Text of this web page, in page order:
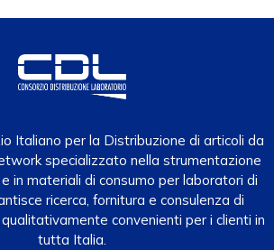
Italiano per la Distribuzione di articoli da
specializzato nella strumentazione
in materiali di consumo per laboratori di
ricerca, fornitura e consulenza di
convenienti per i clienti in
tutta Italia.